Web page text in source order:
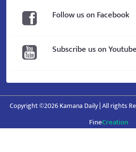
Follow us on Facebook
Subscribe us on Youtube
Copyright ©2026 Kamana Daily | All rights
FineCreation